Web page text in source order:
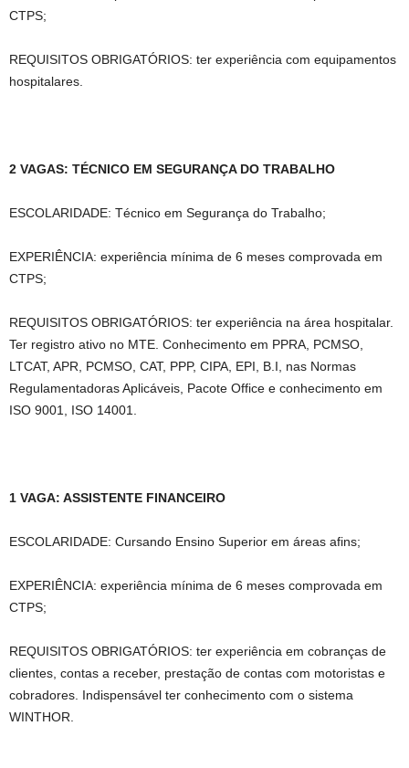
CTPS;
REQUISITOS OBRIGATÓRIOS: ter experiência com equipamentos
hospitalares.
2 VAGAS: TÉCNICO EM SEGURANÇA DO TRABALHO
ESCOLARIDADE: Técnico em Segurança do Trabalho;
EXPERIÊNCIA: experiência mínima de 6 meses comprovada em
CTPS;
REQUISITOS OBRIGATÓRIOS: ter experiência na área hospitalar.
Ter registro ativo no MTE. Conhecimento em PPRA, PCMSO,
LTCAT, APR, PCMSO, CAT, PPP, CIPA, EPI, B.I, nas Normas
Regulamentadoras Aplicáveis, Pacote Office e conhecimento em
ISO 9001, ISO 14001.
1 VAGA: ASSISTENTE FINANCEIRO
ESCOLARIDADE: Cursando Ensino Superior em áreas afins;
EXPERIÊNCIA: experiência mínima de 6 meses comprovada em
CTPS;
REQUISITOS OBRIGATÓRIOS: ter experiência em cobranças de
clientes, contas a receber, prestação de contas com motoristas e
cobradores. Indispensável ter conhecimento com o sistema
WINTHOR.